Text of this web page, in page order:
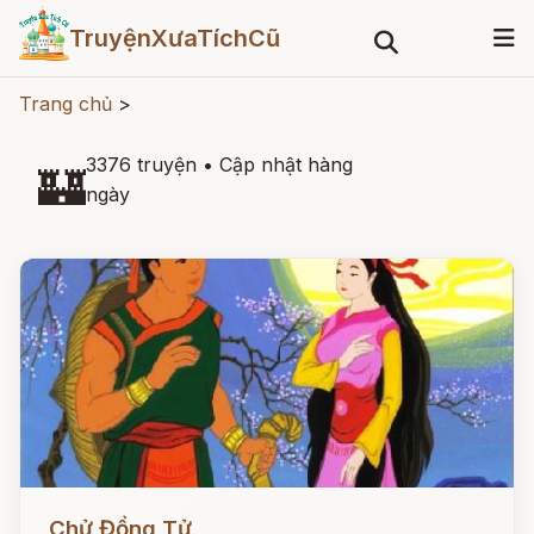
TruyệnXưaTíchCũ
Trang chủ >
🏰3376 truyện • Cập nhật hàng
ngày